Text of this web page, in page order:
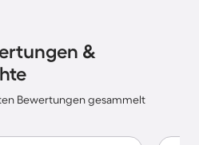
&
Bewertungen gesammelt